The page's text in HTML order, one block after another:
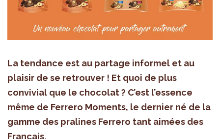
La tendance est au partage informel et au
plaisir de se retrouver ! Et quoi de plus
convivial que le chocolat ? C’est l’essence
même de Ferrero Moments, le dernier né de la
gamme des pralines Ferrero tant aimées des
Français.